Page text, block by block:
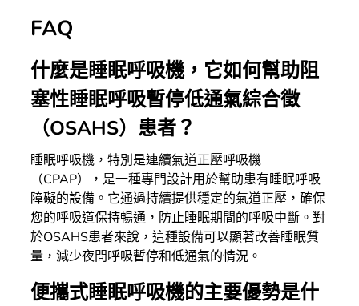
FAQ
什麼是睡眠呼吸機，它如何幫助阻
塞性睡眠呼吸暫停低通氣綜合徵
（OSAHS）患者？
睡眠呼吸機，特別是連續氣道正壓呼吸機
（CPAP），是一種專門設計用於幫助患有睡眠呼吸
障礙的設備。它通過持續提供穩定的氣道正壓，確保
您的呼吸道保持暢通，防止睡眠期間的呼吸中斷。對
於OSAHS患者來說，這種設備可以顯著改善睡眠質
量，減少夜間呼吸暫停和低通氣的情況。
便攜式睡眠呼吸機的主要優勢是什